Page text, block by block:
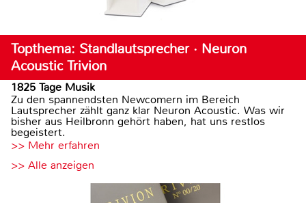
Topthema: Standlautsprecher · Neuron
Acoustic Trivion
1825 Tage Musik
Zu den spannendsten Newcomern im Bereich
Lautsprecher zählt ganz klar Neuron Acoustic. Was wir
bisher aus Heilbronn gehört haben, hat uns restlos
begeistert.
>> Mehr erfahren
>> Alle anzeigen